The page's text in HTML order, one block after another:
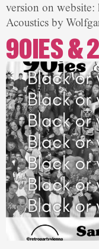
version on website:
Acoustics by
90IES &